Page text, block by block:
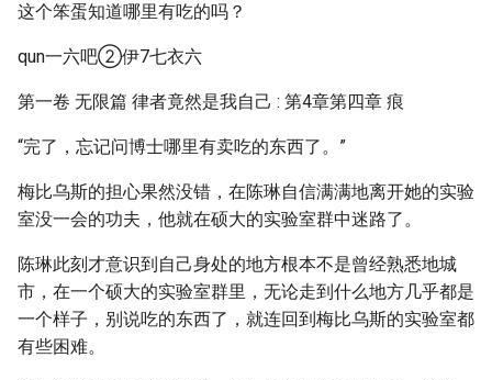
这个笨蛋知道哪里有吃的吗？
qun一六吧②伊7七衣六
第一卷 无限篇 律者竟然是我自己 : 第4章第四章 痕
“完了，忘记问博士哪里有卖吃的东西了。”
梅比乌斯的担心果然没错，在陈琳自信满满地离开她的实验
室没一会的功夫，他就在硕大的实验室群中迷路了。
陈琳此刻才意识到自己身处的地方根本不是曾经熟悉地城
市，在一个硕大的实验室群里，无论走到什么地方几乎都是
一个样子，别说吃的东西了，就连回到梅比乌斯的实验室都
有些困难。